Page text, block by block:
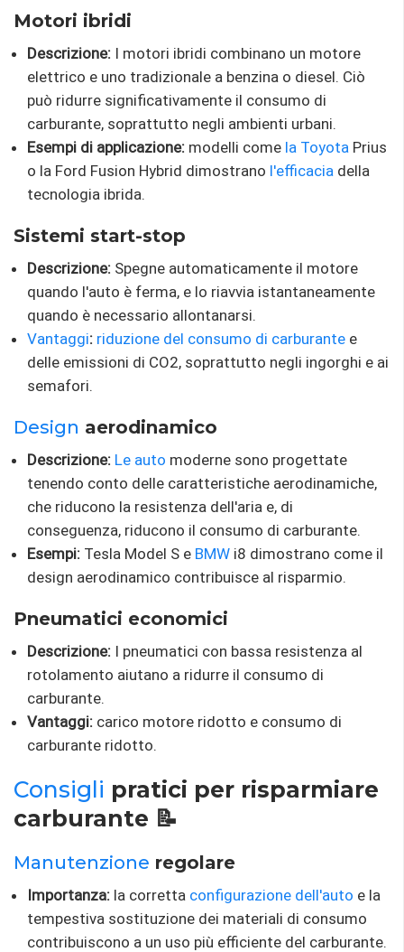
Motori ibridi
Descrizione: I motori ibridi combinano un motore
elettrico e uno tradizionale a benzina o diesel. Ciò
può ridurre significativamente il consumo di
carburante, soprattutto negli ambienti urbani.
Esempi di applicazione: modelli come la Toyota Prius
o la Ford Fusion Hybrid dimostrano l'efficacia della
tecnologia ibrida.
Sistemi start-stop
Descrizione: Spegne automaticamente il motore
quando l'auto è ferma, e lo riavvia istantaneamente
quando è necessario allontanarsi.
Vantaggi: riduzione del consumo di carburante e
delle emissioni di CO2, soprattutto negli ingorghi e ai
semafori.
Design aerodinamico
Descrizione: Le auto moderne sono progettate
tenendo conto delle caratteristiche aerodinamiche,
che riducono la resistenza dell'aria e, di
conseguenza, riducono il consumo di carburante.
Esempi: Tesla Model S e BMW i8 dimostrano come il
design aerodinamico contribuisce al risparmio.
Pneumatici economici
Descrizione: I pneumatici con bassa resistenza al
rotolamento aiutano a ridurre il consumo di
carburante.
Vantaggi: carico motore ridotto e consumo di
carburante ridotto.
Consigli pratici per risparmiare
carburante 📝
Manutenzione regolare
Importanza: la corretta configurazione dell'auto e la
tempestiva sostituzione dei materiali di consumo
contribuiscono a un uso più efficiente del carburante.